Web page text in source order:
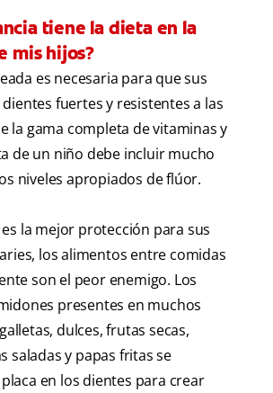
tiene la dieta en la
mis hijos?
es necesaria para que sus
fuertes y resistentes a las
la gama completa de vitaminas y
de un niño debe incluir mucho
niveles apropiados de flúor.
la mejor protección para sus
los alimentos entre comidas
son el peor enemigo. Los
presentes en muchos
dulces, frutas secas,
saladas y papas fritas se
en los dientes para crear